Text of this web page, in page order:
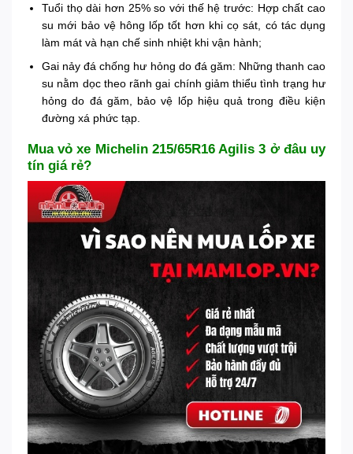
Tuổi thọ dài hơn 25% so với thế hệ trước: Hợp chất cao
su mới bảo vệ hông lốp tốt hơn khi cọ sát, có tác dụng
làm mát và hạn chế sinh nhiệt khi vận hành;
Gai nảy đá chống hư hỏng do đá găm: Những thanh cao
su nằm dọc theo rãnh gai chính giảm thiểu tình trạng hư
hỏng do đá găm, bảo vệ lốp hiệu quả trong điều kiện
đường xá phức tạp.
Mua vỏ xe Michelin 215/65R16 Agilis 3 ở đâu uy
tín giá rẻ?